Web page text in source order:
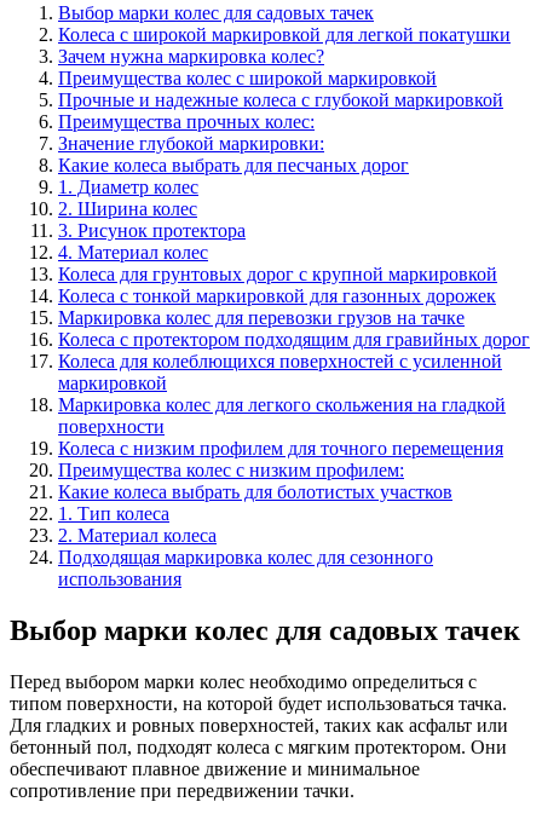
Выбор марки колес для садовых тачек
Колеса с широкой маркировкой для легкой покатушки
Зачем нужна маркировка колес?
Преимущества колес с широкой маркировкой
Прочные и надежные колеса с глубокой маркировкой
Преимущества прочных колес:
Значение глубокой маркировки:
Какие колеса выбрать для песчаных дорог
1. Диаметр колес
2. Ширина колес
3. Рисунок протектора
4. Материал колес
Колеса для грунтовых дорог с крупной маркировкой
Колеса с тонкой маркировкой для газонных дорожек
Маркировка колес для перевозки грузов на тачке
Колеса с протектором подходящим для гравийных дорог
Колеса для колеблющихся поверхностей с усиленной
маркировкой
Маркировка колес для легкого скольжения на гладкой
поверхности
Колеса с низким профилем для точного перемещения
Преимущества колес с низким профилем:
Какие колеса выбрать для болотистых участков
1. Тип колеса
2. Материал колеса
Подходящая маркировка колес для сезонного
использования
Выбор марки колес для садовых тачек
Перед выбором марки колес необходимо определиться с
типом поверхности, на которой будет использоваться тачка.
Для гладких и ровных поверхностей, таких как асфальт или
бетонный пол, подходят колеса с мягким протектором. Они
обеспечивают плавное движение и минимальное
сопротивление при передвижении тачки.